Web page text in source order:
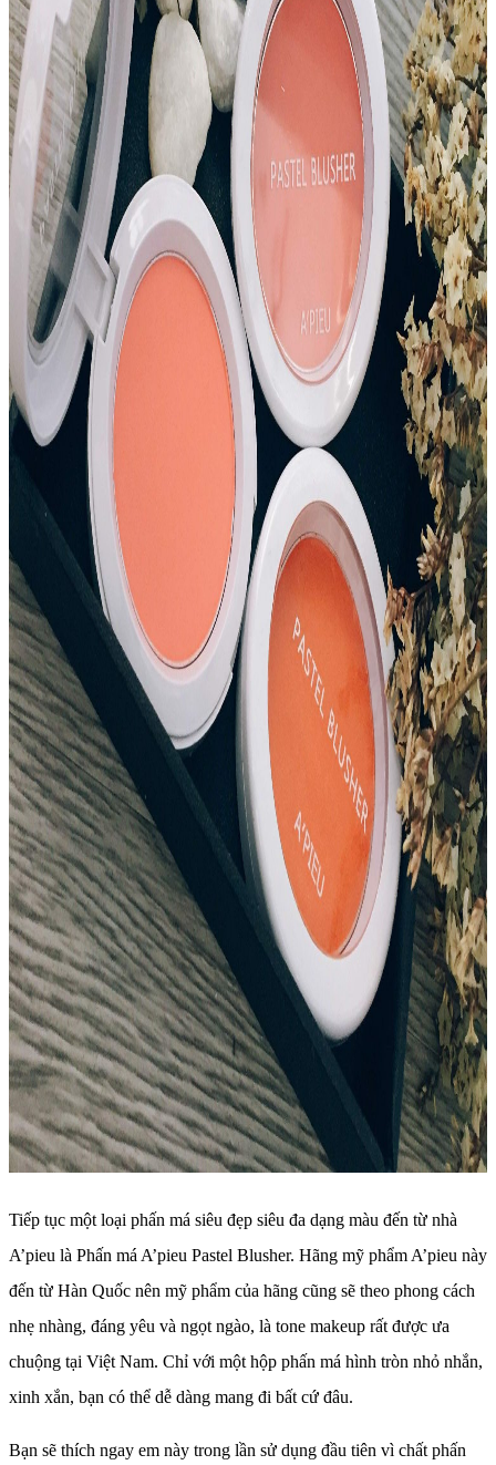
Tiếp tục một loại phấn má siêu đẹp siêu đa dạng màu đến từ nhà
A’pieu là Phấn má A’pieu Pastel Blusher. Hãng mỹ phẩm A’pieu này
đến từ Hàn Quốc nên mỹ phẩm của hãng cũng sẽ theo phong cách
nhẹ nhàng, đáng yêu và ngọt ngào, là tone makeup rất được ưa
chuộng tại Việt Nam. Chỉ với một hộp phấn má hình tròn nhỏ nhắn,
xinh xắn, bạn có thể dễ dàng mang đi bất cứ đâu.
Bạn sẽ thích ngay em này trong lần sử dụng đầu tiên vì chất phấn